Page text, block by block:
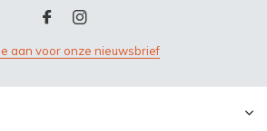
aan voor onze nieuwsbrief